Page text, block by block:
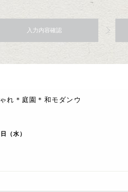
入力内容確認
れ＊庭園＊和モダンウ
（水）